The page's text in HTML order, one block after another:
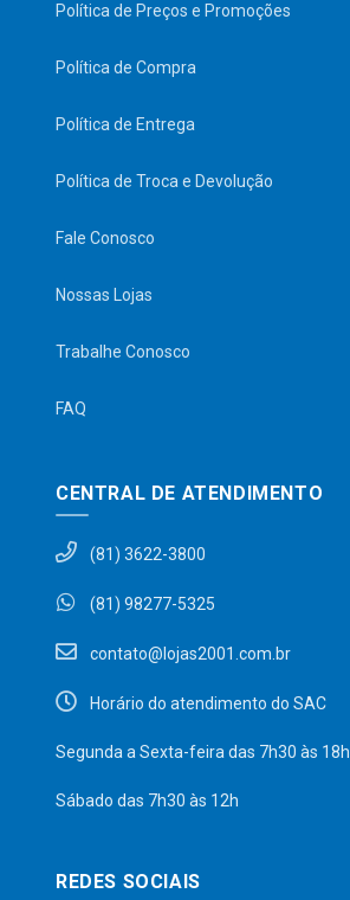
Política de Preços e Promoções
Política de Compra
Política de Entrega
Política de Troca e Devolução
Fale Conosco
Nossas Lojas
Trabalhe Conosco
FAQ
CENTRAL DE ATENDIMENTO
(81) 3622-3800
(81) 98277-5325
contato@lojas2001.com.br
Horário do atendimento do SAC
Segunda a Sexta-feira das 7h30 às 18h
Sábado das 7h30 às 12h
REDES SOCIAIS